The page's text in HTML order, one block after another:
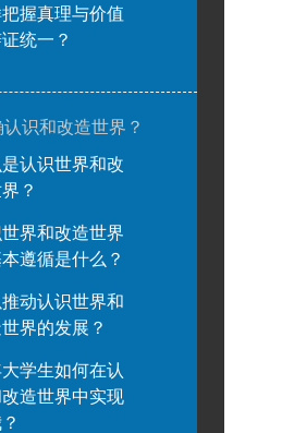
握真理与价值
统一？
识和改造世界？
认识世界和改
？
界和改造世界
遵循是什么？
动认识世界和
界的发展？
学生如何在认
造世界中实现